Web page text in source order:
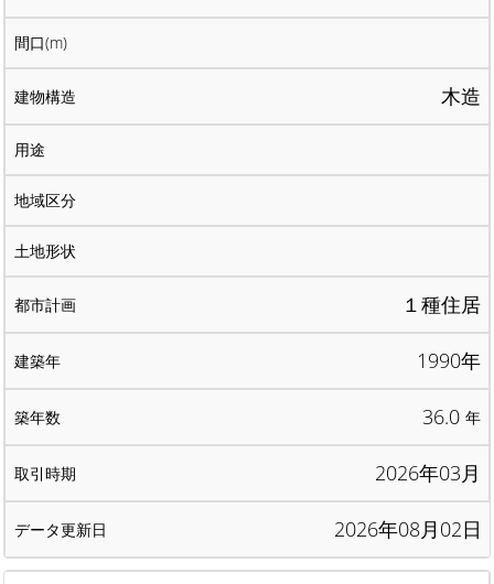
木造
１種住居
1990年
36.0 年
2026年03月
2026年08月02日